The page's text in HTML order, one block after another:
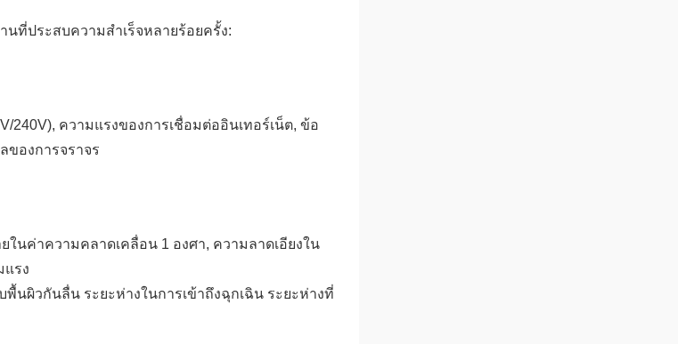
ที่ประสบความสำเร็จหลายร้อยครั้ง:
ความแรงของการเชื่อมต่ออินเทอร์เน็ต, ข้อ
ของการจราจร
นค่าความคลาดเคลื่อน 1 องศา, ความลาดเอียงใน
แรง
นผิวกันลื่น ระยะห่างในการเข้าถึงฉุกเฉิน ระยะห่างที่